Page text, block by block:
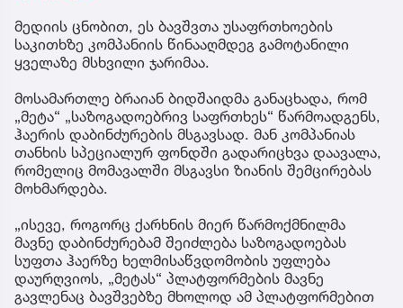
მედიის ცნობით, ეს ბავშვთა უსაფრთხოების
საკითხზე კომპანიის წინააღმდეგ გამოტანილი
ყველაზე მსხვილი ჯარიმაა.
მოსამართლე ბრაიან ბიდშაიდმა განაცხადა, რომ
„მეტა“ „საზოგადოებრივ საფრთხეს“ წარმოადგენს,
ჰაერის დაბინძურების მსგავსად. მან კომპანიას
თანხის სპეციალურ ფონდში გადარიცხვა დაავალა,
რომელიც მომავალში მსგავსი ზიანის შემცირებას
მოხმარდება.
„ისევე, როგორც ქარხნის მიერ წარმოქმნილმა
მავნე დაბინძურებამ შეიძლება საზოგადოებას
სუფთა ჰაერზე ხელმისაწვდომობის უფლება
დაურღვიოს, „მეტას“ პლატფორმების მავნე
გავლენაც ბავშვებზე მხოლოდ ამ პლატფორმებით